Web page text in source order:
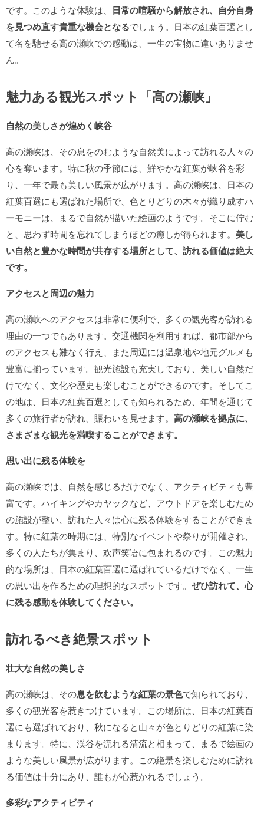
です。このような体験は、 日常の喧騒から解放され、自分自身
を見つめ直す貴重な機会となるでしょう。日本の紅葉百選とし
て名を馳せる高の瀬峡での感動は、一生の宝物に違いありませ
ん。
魅力ある観光スポット「高の瀬峡」
自然の美しさが煌めく峡谷
高の瀬峡は、その息をのむような自然美によって訪れる人々の
心を奪います。特に秋の季節には、鮮やかな紅葉が峡谷を彩
り、一年で最も美しい風景が広がります。高の瀬峡は、日本の
紅葉百選にも選ばれた場所で、色とりどりの木々が織り成すハ
ーモニーは、まるで自然が描いた絵画のようです。そこに佇む
と、思わず時間を忘れてしまうほどの癒しが得られます。 美し
い自然と豊かな時間が共存する場所として、訪れる価値は絶大
です。
アクセスと周辺の魅力
高の瀬峡へのアクセスは非常に便利で、多くの観光客が訪れる
理由の一つでもあります。交通機関を利用すれば、都市部から
のアクセスも難なく行え、また周辺には温泉地や地元グルメも
豊富に揃っています。観光施設も充実しており、美しい自然だ
けでなく、文化や歴史も楽しむことができるのです。そしてこ
の地は、日本の紅葉百選としても知られるため、年間を通じて
多くの旅行者が訪れ、賑わいを見せます。 高の瀬峡を拠点に、
さまざまな観光を満喫することができます。
思い出に残る体験を
高の瀬峡では、自然を感じるだけでなく、アクティビティも豊
富です。ハイキングやカヤックなど、アウトドアを楽しむため
の施設が整い、訪れた人々は心に残る体験をすることができま
す。特に紅葉の時期には、特別なイベントや祭りが開催され、
多くの人たちが集まり、欢声笑语に包まれるのです。この魅力
的な場所は、日本の紅葉百選に選ばれているだけでなく、一生
の思い出を作るための理想的なスポットです。 ぜひ訪れて、心
に残る感動を体験してください。
訪れるべき絶景スポット
壮大な自然の美しさ
高の瀬峡は、その息を飲むような紅葉の景色で知られており、
多くの観光客を惹きつけています。この場所は、日本の紅葉百
選にも選ばれており、秋になると山々が色とりどりの紅葉に染
まります。特に、渓谷を流れる清流と相まって、まるで絵画の
ような美しい風景が広がります。この絶景を楽しむために訪れ
る価値は十分にあり、誰もが心惹かれるでしょう。
多彩なアクティビティ